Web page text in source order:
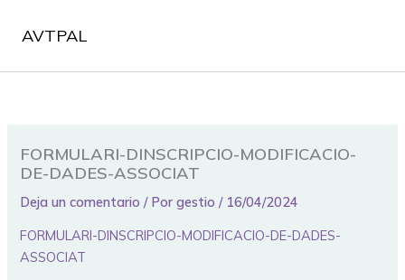
AVTPAL
FORMULARI-DINSCRIPCIO-MODIFICACIO-
DE-DADES-ASSOCIAT
Deja un comentario / Porgestio/ 16/04/2024
FORMULARI-DINSCRIPCIO-MODIFICACIO-DE-DADES-
ASSOCIAT